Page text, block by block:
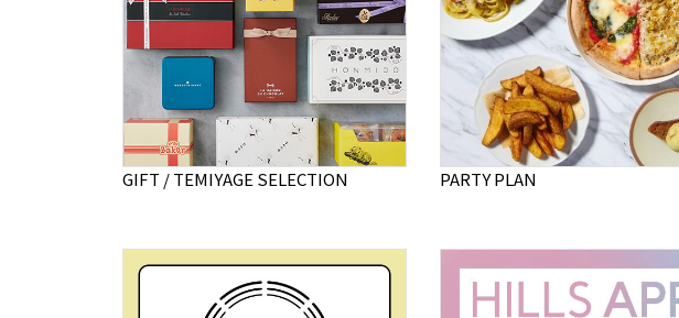
GIFT / TEMIYAGE SELECTION PARTY PLAN